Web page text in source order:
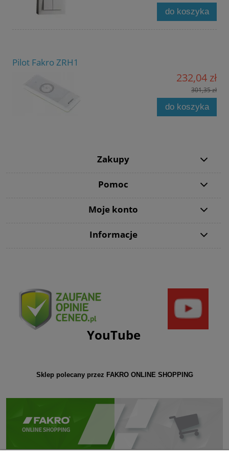
do koszyka
Pilot Fakro ZRH1
232,04 zł
301,35 zł
do koszyka
Zakupy
Pomoc
Moje konto
Informacje
YouTube
Sklep polecany przez FAKRO ONLINE SHOPPING